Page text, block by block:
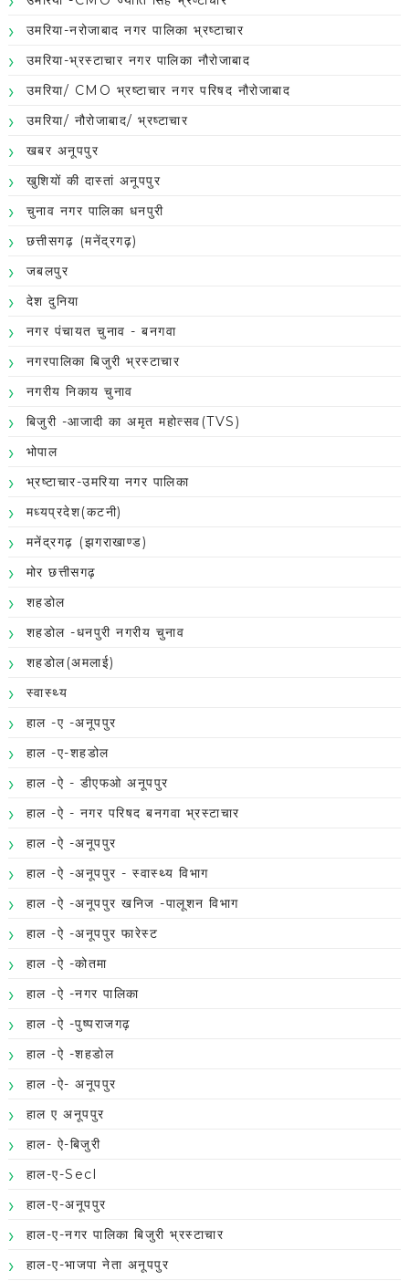
उमरिया-नरोजाबाद नगर पालिका भ्रष्टाचार
उमरिया-भ्रस्टाचार नगर पालिका नौरोजाबाद
उमरिया/ CMO भ्रष्टाचार नगर परिषद नौरोजाबाद
उमरिया/ नौरोजाबाद/ भ्रष्टाचार
खबर अनूपपुर
खुशियों की दास्तां अनूपपुर
चुनाव नगर पालिका धनपुरी
छत्तीसगढ़ (मनेंद्रगढ़)
जबलपुर
देश दुनिया
नगर पंचायत चुनाव - बनगवा
नगरपालिका बिजुरी भ्रस्टाचार
नगरीय निकाय चुनाव
बिजुरी -आजादी का अमृत महोत्सव(TVS)
भोपाल
भ्रष्टाचार-उमरिया नगर पालिका
मध्यप्रदेश(कटनी)
मनेंद्रगढ़ (झगराखाण्ड)
मोर छत्तीसगढ़
शहडोल
शहडोल -धनपुरी नगरीय चुनाव
शहडोल(अमलाई)
स्वास्थ्य
हाल -ए -अनूपपुर
हाल -ए-शहडोल
हाल -ऐ - डीएफओ अनूपपुर
हाल -ऐ - नगर परिषद बनगवा भ्रस्टाचार
हाल -ऐ -अनूपपुर
हाल -ऐ -अनूपपुर - स्वास्थ्य विभाग
हाल -ऐ -अनूपपुर खनिज -पालूशन विभाग
हाल -ऐ -अनूपपुर फारेस्ट
हाल -ऐ -कोतमा
हाल -ऐ -नगर पालिका
हाल -ऐ -पुष्पराजगढ़
हाल -ऐ -शहडोल
हाल -ऐ- अनूपपुर
हाल ए अनूपपुर
हाल- ऐ-बिजुरी
हाल-ए-Secl
हाल-ए-अनूपपुर
हाल-ए-नगर पालिका बिजुरी भ्रस्टाचार
हाल-ए-भाजपा नेता अनूपपुर